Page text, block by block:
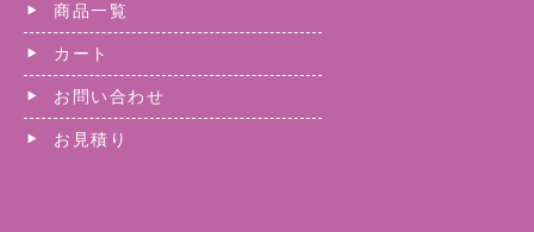
商品一覧
カート
お問い合わせ
お見積り